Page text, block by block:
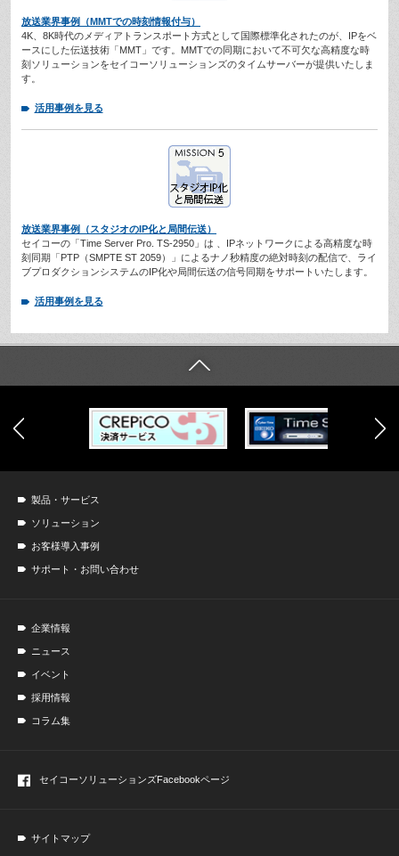
放送業界事例（MMTでの時刻情報付与）
4K、8K時代のメディアトランスポート方式として国際標準化されたのが、IPをベ
ースにした伝送技術「MMT」です。MMTでの同期において不可欠な高精度な時
刻ソリューションをセイコーソリューションズのタイムサーバーが提供いたしま
す。
活用事例を見る
放送業界事例（スタジオのIP化と局間伝送）
セイコーの「Time Server Pro. TS-2950」は 、IPネットワークによる高精度な時
刻同期「PTP（SMPTE ST 2059）」によるナノ秒精度の絶対時刻の配信で、ライ
ブプロダクションシステムのIP化や局間伝送の信号同期をサポートいたします。
活用事例を見る
製品・サービス
ソリューション
お客様導入事例
サポート・お問い合わせ
企業情報
ニュース
イベント
採用情報
コラム集
セイコーソリューションズFacebookページ
サイトマップ